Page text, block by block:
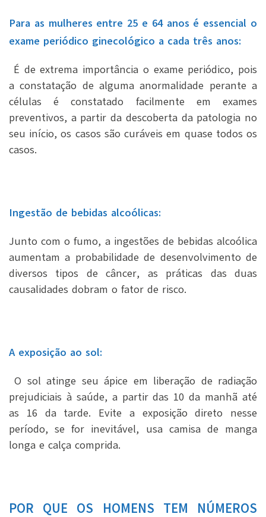
Para as mulheres entre 25 e 64 anos é essencial o
exame periódico ginecológico a cada três anos:
É de extrema importância o exame periódico, pois
a constatação de alguma anormalidade perante a
células é constatado facilmente em exames
preventivos, a partir da descoberta da patologia no
seu início, os casos são curáveis em quase todos os
casos.
Ingestão de bebidas alcoólicas:
Junto com o fumo, a ingestões de bebidas alcoólica
aumentam a probabilidade de desenvolvimento de
diversos tipos de câncer, as práticas das duas
causalidades dobram o fator de risco.
A exposição ao sol:
O sol atinge seu ápice em liberação de radiação
prejudiciais à saúde, a partir das 10 da manhã até
as 16 da tarde. Evite a exposição direto nesse
período, se for inevitável, usa camisa de manga
longa e calça comprida.
POR QUE OS HOMENS TEM NÚMEROS